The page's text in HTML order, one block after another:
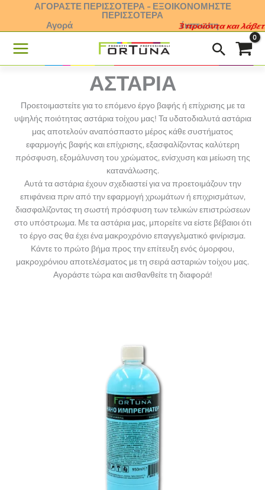
Μετάβαση
περιεχόμενο
ΑΓΟΡΆΣΤΕ ΠΕΡΙΣΣΌΤΕΡΑ - ΕΞΟΙΚΟΝΟΜΉΣΤΕ
ΠΕΡΙΣΣΌΤΕΡΑ
Αγορά
έκπτωση
ΑΣΤΆΡΙΑ
Προετοιμαστείτε για το επόμενο έργο βαφής ή επίχρισης με τα
υψηλής ποιότητας αστάρια τοίχου μας! Τα υδατοδιαλυτά αστάρια
μας αποτελούν αναπόσπαστο μέρος κάθε συστήματος
εφαρμογής βαφής και επίχρισης, εξασφαλίζοντας καλύτερη
πρόσφυση, εξομάλυνση του χρώματος, ενίσχυση και μείωση της
κατανάλωσης.
Αυτά τα αστάρια έχουν σχεδιαστεί για να προετοιμάζουν την
επιφάνεια πριν από την εφαρμογή χρωμάτων ή επιχρισμάτων,
διασφαλίζοντας τη σωστή πρόσφυση των τελικών επιστρώσεων
στο υπόστρωμα. Με τα αστάρια μας, μπορείτε να είστε βέβαιοι ότι
το έργο σας θα έχει ένα μακροχρόνιο επαγγελματικό φινίρισμα.
Κάντε το πρώτο βήμα προς την επίτευξη ενός όμορφου,
μακροχρόνιου αποτελέσματος με τη σειρά ασταριών τοίχου μας.
Αγοράστε τώρα και αισθανθείτε τη διαφορά!